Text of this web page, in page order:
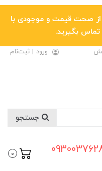
از صحت قیمت و موجودی با
ورود | ثبت‌نام
09111961461 - 01154606042
0